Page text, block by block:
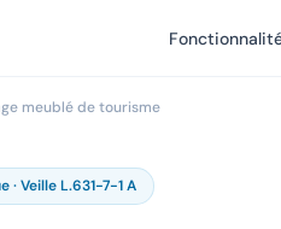
meublé de tourisme
· Veille L.631-7-1 A